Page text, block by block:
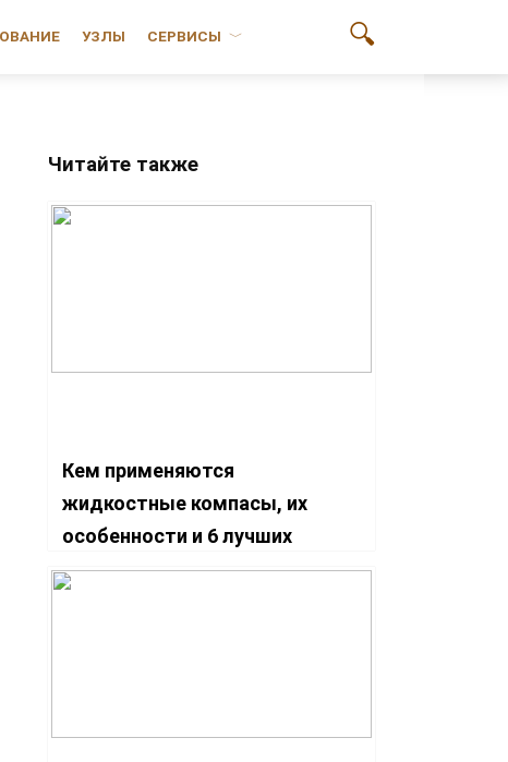
УЗЛЫ СЕРВИСЫ
Читайте также
Кем применяются
жидкостные компасы, их
особенности и 6 лучших
моделей